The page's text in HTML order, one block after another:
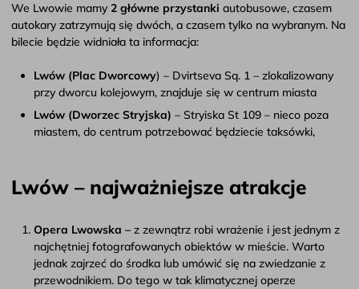
We Lwowie mamy 2 główne przystanki autobusowe, czasem
autokary zatrzymują się dwóch, a czasem tylko na wybranym. Na
bilecie będzie widniała ta informacja:
Lwów (Plac Dworcowy) – Dvirtseva Sq. 1 – zlokalizowany
przy dworcu kolejowym, znajduje się w centrum miasta
Lwów (Dworzec Stryjska) – Stryiska St 109 – nieco poza
miastem, do centrum potrzebować będziecie taksówki,
Lwów – najważniejsze atrakcje
Opera Lwowska – z zewnątrz robi wrażenie i jest jednym z
najchętniej fotografowanych obiektów w mieście. Warto
jednak zajrzeć do środka lub umówić się na zwiedzanie z
przewodnikiem. Do tego w tak klimatycznej operze